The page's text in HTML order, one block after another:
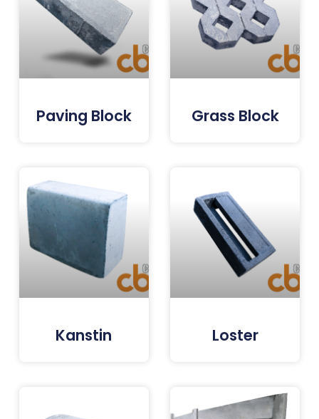
Paving Block Grass Block
Kanstin Loster